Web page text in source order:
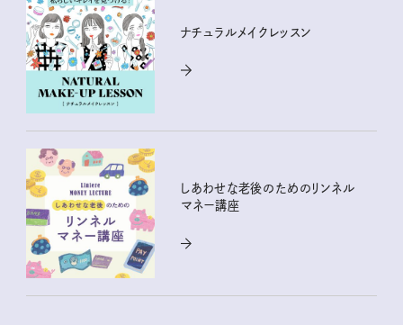
ナチュラルメイクレッスン
しあわせな老後のためのリンネル
マネー講座